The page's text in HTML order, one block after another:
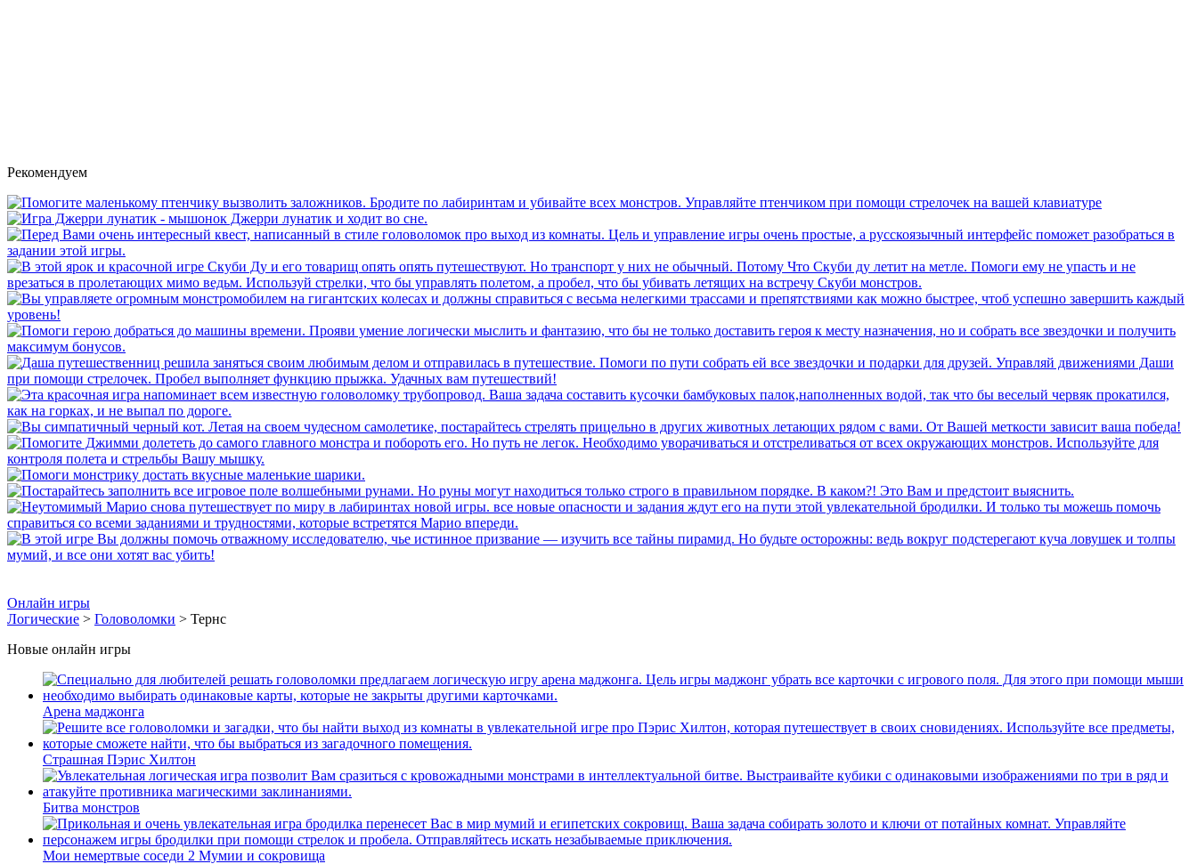
Рекомендуем
Онлайн игры
Логические > Головоломки > Тернс
Новые онлайн игры
Арена маджонга
Страшная Пэрис Хилтон
Битва монстров
Мои немертвые соседи 2 Мумии и сокровища